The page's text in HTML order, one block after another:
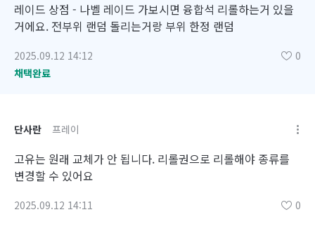
레이드 상점 - 나벨 레이드 가보시면 융합석 리롤하는거 있을
거에요. 전부위 랜덤 돌리는거랑 부위 한정 랜덤
2025.09.12 14:12
0
채택완료
단사란 프레이
고유는 원래 교체가 안 됩니다. 리롤권으로 리롤해야 종류를
변경할 수 있어요
2025.09.12 14:11 0